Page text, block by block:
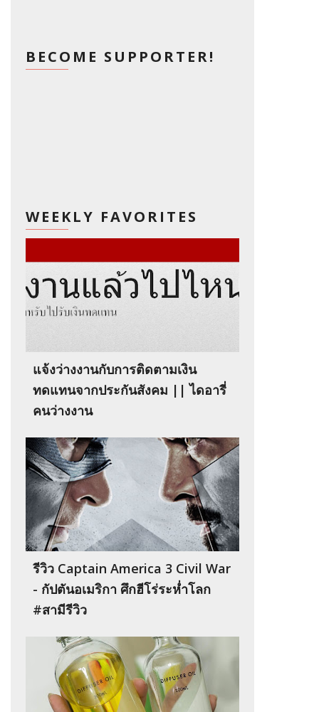
BECOME SUPPORTER!
WEEKLY FAVORITES
แจ้งว่างงานกับการติดตามเงิน
ทดแทนจากประกันสังคม || ไดอารี่
คนว่างงาน
รีวิว Captain America 3 Civil War
- กัปตันอเมริกา ศึกฮีโร่ระห่ำโลก
#สามีรีวิว